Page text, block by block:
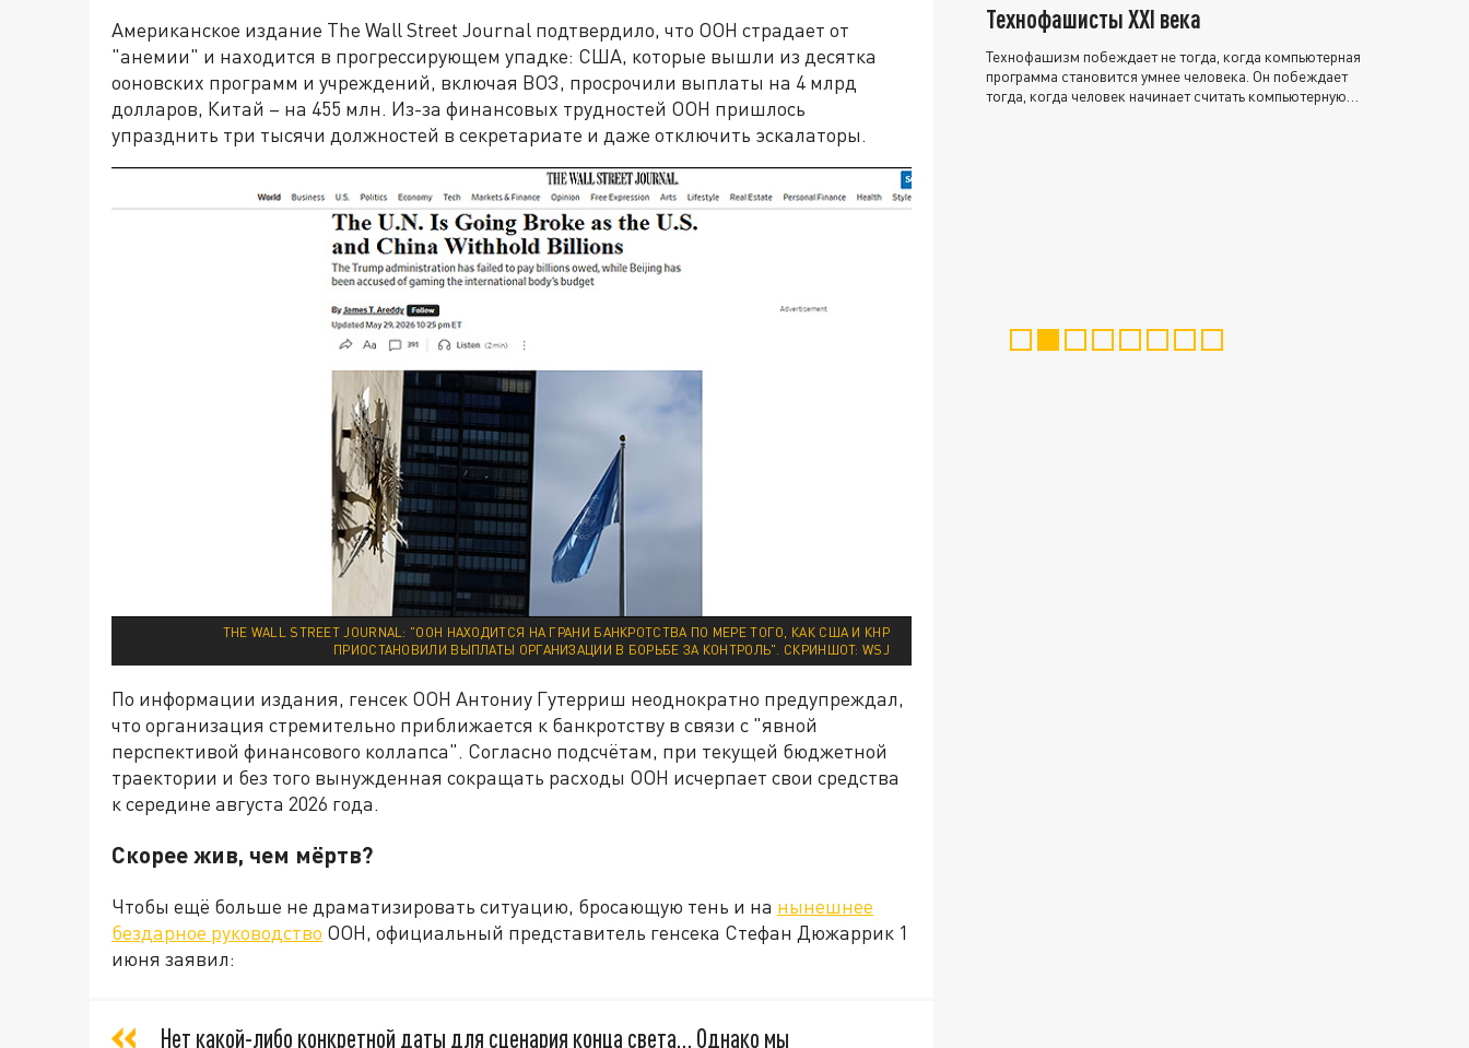
Американское издание The Wall Street Journal подтвердило, что ООН страдает от
"анемии" и находится в прогрессирующем упадке: США, которые вышли из десятка
ооновских программ и учреждений, включая ВОЗ, просрочили выплаты на 4 млрд
долларов, Китай – на 455 млн. Из-за финансовых трудностей ООН пришлось
упразднить три тысячи должностей в секретариате и даже отключить эскалаторы.
THE WALL STREET JOURNAL: "ООН НАХОДИТСЯ НА ГРАНИ БАНКРОТСТВА ПО МЕРЕ ТОГО, КАК США И КНР
ПРИОСТАНОВИЛИ ВЫПЛАТЫ ОРГАНИЗАЦИИ В БОРЬБЕ ЗА КОНТРОЛЬ". СКРИНШОТ: WSJ
По информации издания, генсек ООН Антониу Гутерриш неоднократно предупреждал,
что организация стремительно приближается к банкротству в связи с "явной
перспективой финансового коллапса". Согласно подсчётам, при текущей бюджетной
траектории и без того вынужденная сокращать расходы ООН исчерпает свои средства
к середине августа 2026 года.
Скорее жив, чем мёртв?
Чтобы ещё больше не драматизировать ситуацию, бросающую тень и на нынешнее
бездарное руководство ООН, официальный представитель генсека Стефан Дюжаррик 1
июня заявил:
Нет какой-либо конкретной даты для сценария конца света… Однако мы
Технофашисты XXI века
Технофашизм побеждает не тогда, когда компьютерная
программа становится умнее человека. Он побеждает
тогда, когда человек начинает считать компьютерную